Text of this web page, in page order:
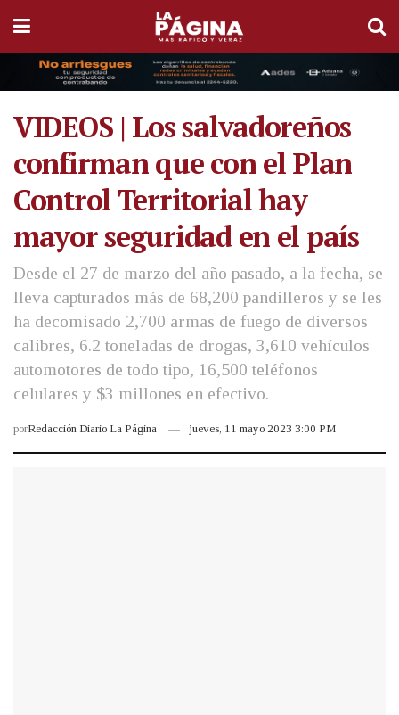
VIDEOS | Los salvadoreños
confirman que con el Plan
Control Territorial hay
mayor seguridad en el país
Desde el 27 de marzo del año pasado, a la fecha, se
lleva capturados más de 68,200 pandilleros y se les
ha decomisado 2,700 armas de fuego de diversos
calibres, 6.2 toneladas de drogas, 3,610 vehículos
automotores de todo tipo, 16,500 teléfonos
celulares y $3 millones en efectivo.
porRedacción Diario La Página jueves, 11 mayo 2023 3:00 PM